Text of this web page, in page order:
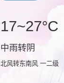
17~27°C
中雨转阴
北风转东南风 一二级